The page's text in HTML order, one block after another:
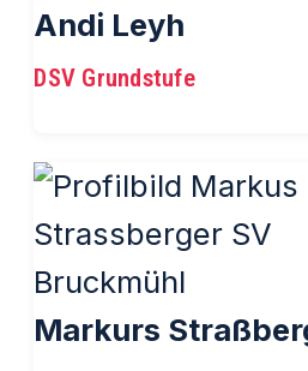
Andi Leyh
DSV Grundstufe
Markurs